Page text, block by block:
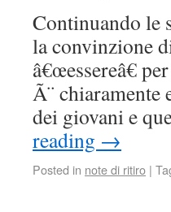
Continuando le
la convinzione
â€œessereâ€
Ã¨ chiaramente
dei giovani e
reading →
Posted in note di ritiro |